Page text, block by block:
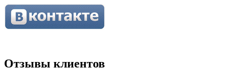
Отзывы клиентов